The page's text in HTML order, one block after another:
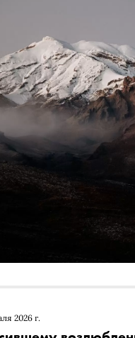
2026 г.